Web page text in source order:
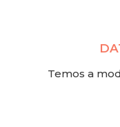
Temos a